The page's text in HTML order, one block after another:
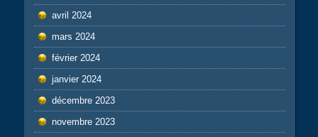
avril 2024
mars 2024
février 2024
janvier 2024
décembre 2023
novembre 2023